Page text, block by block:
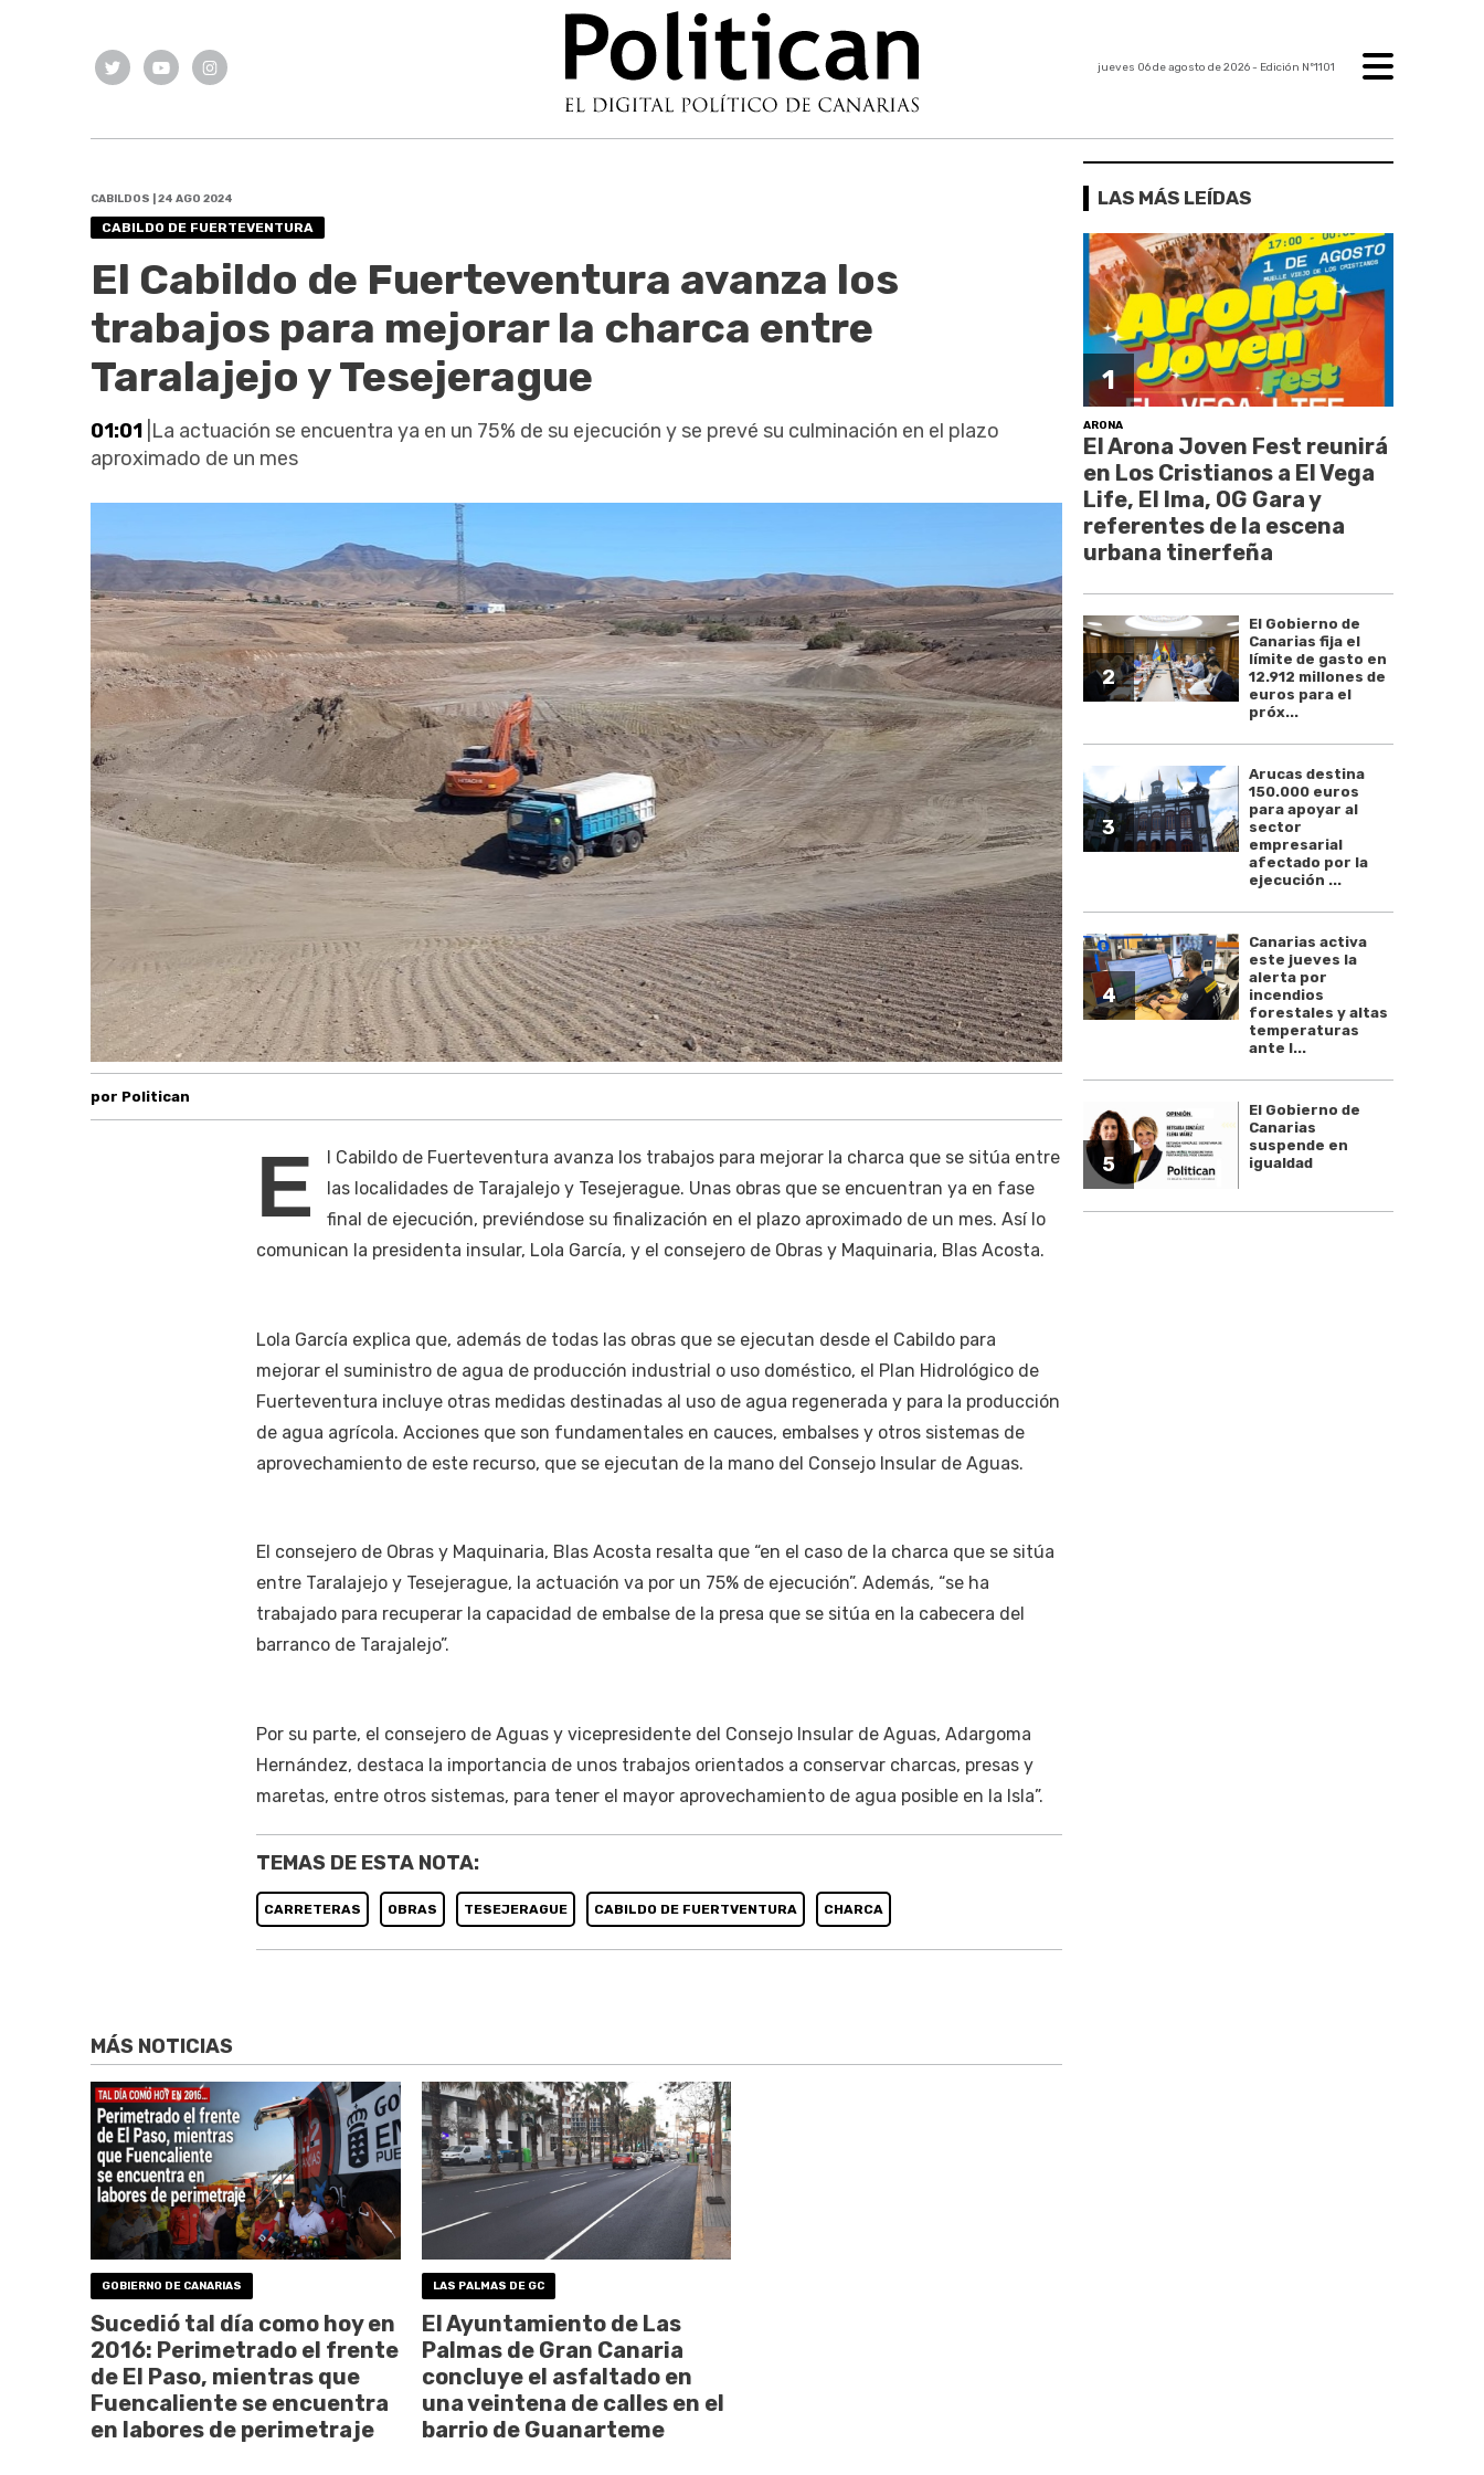
jueves 06 de agosto de 2026- Edición Nº1101
CABILDOS | 24 AGO 2024
CABILDO DE FUERTEVENTURA
El Cabildo de Fuerteventura avanza los
trabajos para mejorar la charca entre
Taralajejo y Tesejerague
01:01 |La actuación se encuentra ya en un 75% de su ejecución y se prevé su culminación en el plazo
aproximado de un mes
por Politican
E
l Cabildo de Fuerteventura avanza los trabajos para mejorar la charca que se sitúa entre
las localidades de Tarajalejo y Tesejerague. Unas obras que se encuentran ya en fase
final de ejecución, previéndose su finalización en el plazo aproximado de un mes. Así lo
comunican la presidenta insular, Lola García, y el consejero de Obras y Maquinaria, Blas Acosta.
Lola García explica que, además de todas las obras que se ejecutan desde el Cabildo para
mejorar el suministro de agua de producción industrial o uso doméstico, el Plan Hidrológico de
Fuerteventura incluye otras medidas destinadas al uso de agua regenerada y para la producción
de agua agrícola. Acciones que son fundamentales en cauces, embalses y otros sistemas de
aprovechamiento de este recurso, que se ejecutan de la mano del Consejo Insular de Aguas.
El consejero de Obras y Maquinaria, Blas Acosta resalta que “en el caso de la charca que se sitúa
entre Taralajejo y Tesejerague, la actuación va por un 75% de ejecución”. Además, “se ha
trabajado para recuperar la capacidad de embalse de la presa que se sitúa en la cabecera del
barranco de Tarajalejo”.
Por su parte, el consejero de Aguas y vicepresidente del Consejo Insular de Aguas, Adargoma
Hernández, destaca la importancia de unos trabajos orientados a conservar charcas, presas y
maretas, entre otros sistemas, para tener el mayor aprovechamiento de agua posible en la Isla”.
TEMAS DE ESTA NOTA:
CARRETERAS OBRAS TESEJERAGUE CABILDO DE FUERTVENTURA CHARCA
MÁS NOTICIAS
GOBIERNO DE CANARIAS
Sucedió tal día como hoy en
2016: Perimetrado el frente
de El Paso, mientras que
Fuencaliente se encuentra
en labores de perimetraje
LAS PALMAS DE GC
El Ayuntamiento de Las
Palmas de Gran Canaria
concluye el asfaltado en
una veintena de calles en el
barrio de Guanarteme
LAS MÁS LEÍDAS
1
ARONA
El Arona Joven Fest reunirá
en Los Cristianos a El Vega
Life, El Ima, OG Gara y
referentes de la escena
urbana tinerfeña
2
El Gobierno de
Canarias fija el
límite de gasto en
12.912 millones de
euros para el
próx...
3
Arucas destina
150.000 euros
para apoyar al
sector
empresarial
afectado por la
ejecución ...
4
Canarias activa
este jueves la
alerta por
incendios
forestales y altas
temperaturas
ante l...
5
El Gobierno de
Canarias
suspende en
igualdad